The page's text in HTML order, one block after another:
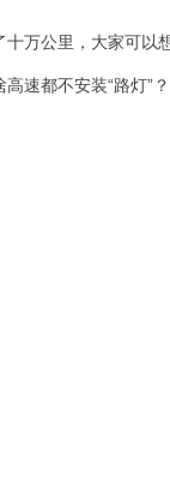
万公里，大家可
速都不安装“路灯”